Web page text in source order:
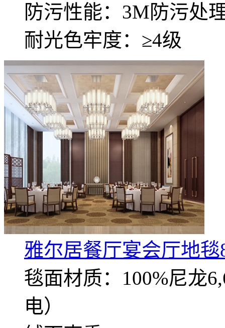
防污性能：3M防污处
耐光色牢度：≥4级
雅尔居餐厅宴会厅地毯
毯面材质：100%尼龙
电）